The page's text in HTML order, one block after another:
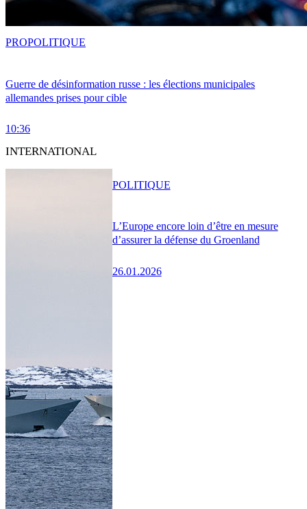
Guerre de désinformation russe : les élections municipales
allemandes prises pour cible
10:36
PROPOLITIQUE
INTERNATIONAL
L’Europe encore loin d’être en mesure
d’assurer la défense du Groenland
26.01.2026
POLITIQUE